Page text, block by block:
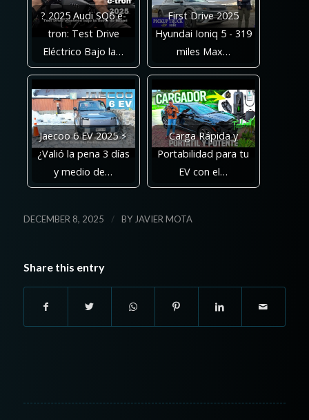
? 2025 Audi SQ6 e-
tron: Test Drive
Eléctrico Bajo la…
First Drive 2025
Hyundai Ioniq 5 - 319
miles Max…
Jaecoo 6 EV 2025 ⚡
¿Valió la pena 3 días
y medio de…
Carga Rápida y
Portabilidad para tu
EV con el…
DECEMBER 8, 2025 / BY JAVIER MOTA
Share this entry